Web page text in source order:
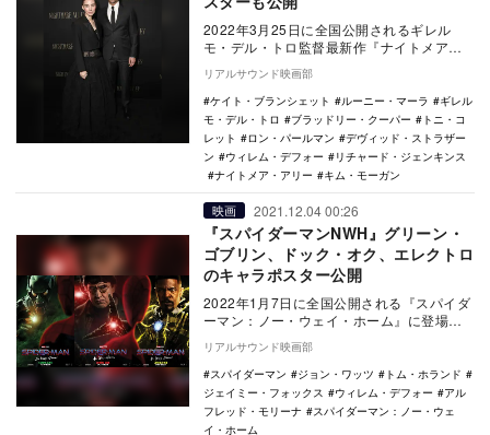
2022年3月25日に全国公開されるギレル
モ・デル・トロ監督最新作『ナイトメア・
アリー』のワールドプレミアイベントがア
メリカのニ…
リアルサウンド映画部
ケイト・ブランシェット
ルーニー・マーラ
ギレル
モ・デル・トロ
ブラッドリー・クーパー
トニ・コ
レット
ロン・パールマン
デヴィッド・ストラザー
ン
ウィレム・デフォー
リチャード・ジェンキンス
ナイトメア・アリー
キム・モーガン
映画 2021.12.04 00:26
『スパイダーマンNWH』グリーン・
ゴブリン、ドック・オク、エレクトロ
のキャラポスター公開
2022年1月7日に全国公開される『スパイダ
ーマン：ノー・ウェイ・ホーム』に登場す
るヴィランのキャラクターポスターが公開
された。…
リアルサウンド映画部
スパイダーマン
ジョン・ワッツ
トム・ホランド
ジェイミー・フォックス
ウィレム・デフォー
アル
フレッド・モリーナ
スパイダーマン：ノー・ウェ
イ・ホーム